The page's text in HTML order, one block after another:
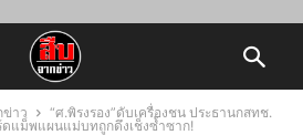
ข่าว
“ศ.พิรงรอง”ดับเครื่องชน ประธานกสทช.
ดแม็พแผนแม่บทถูกดึงเช็งซ้ำซาก!